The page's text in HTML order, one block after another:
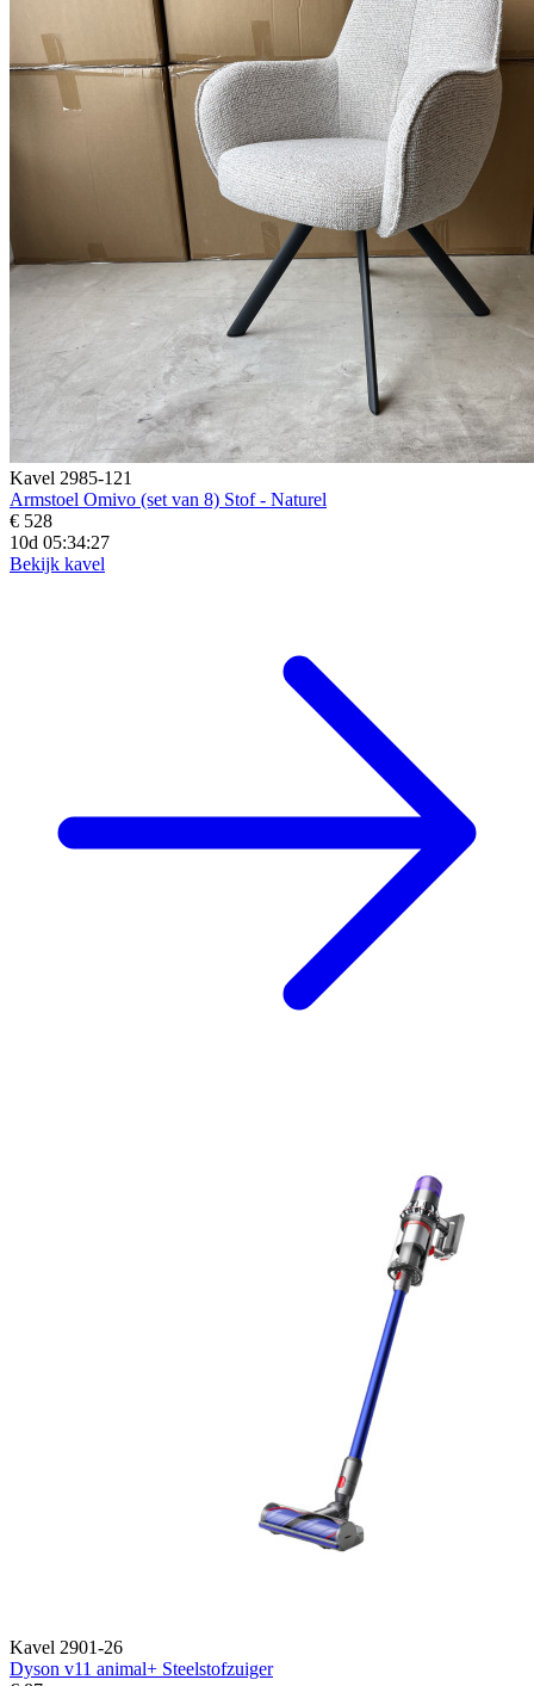
Kavel 2985-121
Armstoel Omivo (set van 8) Stof - Naturel
€ 528
10d 05:34:25
Bekijk kavel
Kavel 2901-26
Dyson v11 animal+ Steelstofzuiger